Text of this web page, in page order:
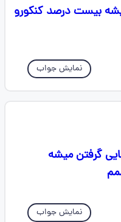
ها اگه نوبت دوم معدل 17 بشه بیست درصد کنکورو
نمایش جواب
گرفتن میشه
نمایش جواب